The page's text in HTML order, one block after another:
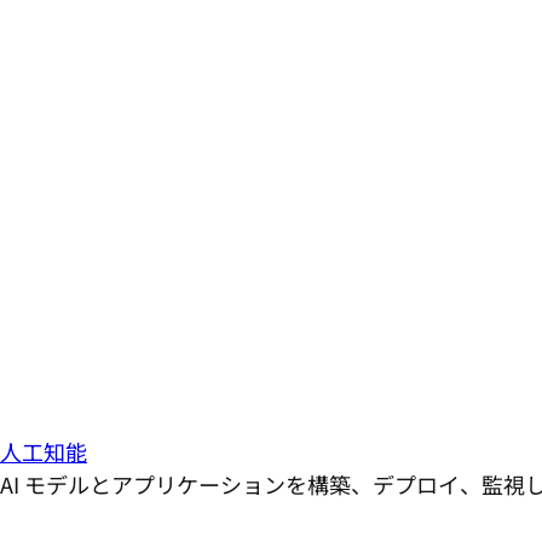
人工知能
AI モデルとアプリケーションを構築、デプロイ、監視